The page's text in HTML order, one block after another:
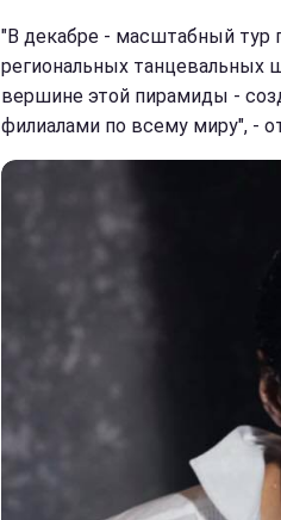
"В декабре - масштабный тур
региональных танцевальных
вершине этой пирамиды -
филиалами по всему миру", -